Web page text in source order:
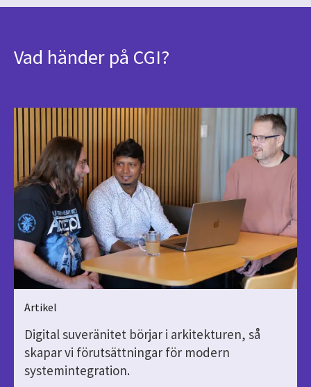
Vad händer på CGI?
Artikel
Digital suveränitet börjar i arkitekturen, så
skapar vi förutsättningar för modern
systemintegration.